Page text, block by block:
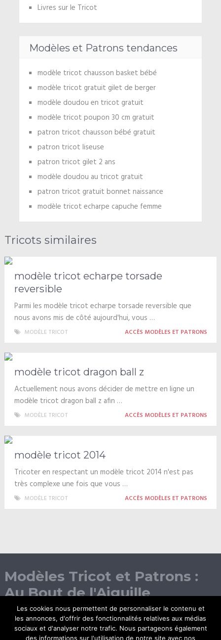
Livres sur le Tricot
Modèles et Patrons tendances
modèle tricot chausson basket bébé
modèle tricot gratuit gilet de berger
modèle doudou en tricot gratuit
modèle tricot poupon 30 cm gratuit
patron tricot chausson bébé gratuit
patron tricot liseuse
patron tricot gilet 2 ans
modèle doudou au tricot gratuit
patron tricot gratuit bonnet naissance
modèle tricot echarpe capuche femme
Tricots similaires
modèle tricot echarpe torsade
reversible
Parmi les modèle tricot echarpe torsade reversible que
nous avons mis de côté aujourd'hui, vous …
MODÈLE TRICOT ACCÈS MODÈLES ET PATRONS
modèle tricot dragon ball z
Actuellement nous avons décider de mettre en ligne un
modèle tricot dragon ball z afin …
MODÈLE TRICOT ACCÈS MODÈLES ET PATRONS
modèle tricot 2014
Tricoter en respectant un modèle tricot 2014 n'est pas
très complexe une fois que vous …
MODÈLE TRICOT ACCÈS MODÈLES ET PATRONS
Modèles Tricot et Patrons :
Au Bout de l'Aiguille
Les cookies nous permettent de personnaliser le contenu et
les annonces, d'offrir des fonctionnalités relatives aux médias
sociaux et d'analyser notre trafic. Nous partageons également
des informations sur l'utilisation de notre site avec nos